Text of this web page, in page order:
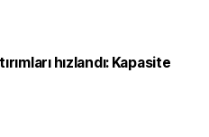
hızlandı: Kapasite